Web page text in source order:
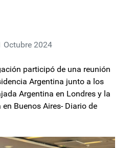
Octubre 2024
participó de una reunión
Argentina junto a los
Argentina en Londres y la
Buenos Aires- Diario de